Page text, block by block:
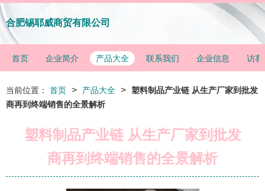
合肥锡耶威商贸有限公司
首页 企业简介 产品大全 联系我们 企业信息 访客
当前位置： 首页 > 产品大全 > 塑料制品产业链 从生产厂家到批发
商再到终端销售的全景解析
塑料制品产业链 从生产厂家到批发
商再到终端销售的全景解析